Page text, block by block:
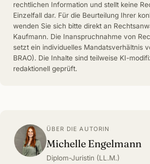
rechtlichen Information und stellt keine
Einzelfall dar. Für die Beurteilung Ihrer
wenden Sie sich bitte direkt an
Kaufmann. Die Inanspruchnahme von
setzt ein individuelles Mandatsverhältnis
BRAO). Die Inhalte sind teilweise KI-
redaktionell geprüft.
ÜBER DIE AUTORIN
Michelle Engelmann
Diplom-Juristin (LL.M.)